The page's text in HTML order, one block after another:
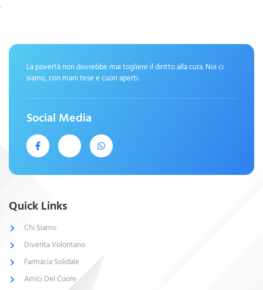
La povertà non dovrebbe mai togliere il diritto alla cura. Noi ci
siamo, con mani tese e cuori aperti.
Social Media
Quick Links
Chi Siamo
Diventa Volontario
Farmacia Solidale
Amici Del Cuore